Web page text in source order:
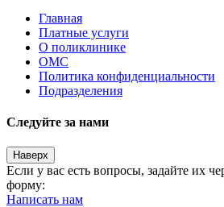
Главная
Платные услуги
О поликлинике
ОМС
Политика конфиденциальности
Подразделения
Следуйте за нами
Наверх
Если у вас есть вопросы, задайте их
форму:
Написать нам